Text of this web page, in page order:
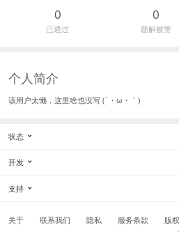
0
已通过
0
题解被赞
个人简介
该用户太懒，这里啥也没写 (´・ω・｀)
状态
开发
支持
关于 联系我们 隐私 服务条款 版